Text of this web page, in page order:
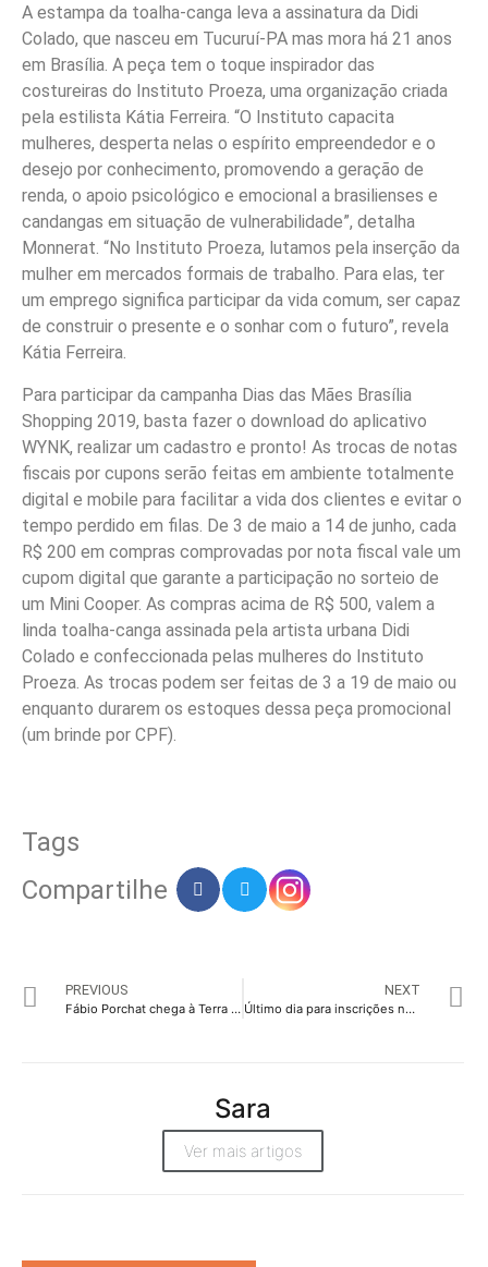
A estampa da toalha-canga leva a assinatura da Didi
Colado, que nasceu em Tucuruí-PA mas mora há 21 anos
em Brasília. A peça tem o toque inspirador das
costureiras do Instituto Proeza, uma organização criada
pela estilista Kátia Ferreira. “O Instituto capacita
mulheres, desperta nelas o espírito empreendedor e o
desejo por conhecimento, promovendo a geração de
renda, o apoio psicológico e emocional a brasilienses e
candangas em situação de vulnerabilidade”, detalha
Monnerat. “No Instituto Proeza, lutamos pela inserção da
mulher em mercados formais de trabalho. Para elas, ter
um emprego significa participar da vida comum, ser capaz
de construir o presente e o sonhar com o futuro”, revela
Kátia Ferreira.
Para participar da campanha Dias das Mães Brasília
Shopping 2019, basta fazer o download do aplicativo
WYNK, realizar um cadastro e pronto! As trocas de notas
fiscais por cupons serão feitas em ambiente totalmente
digital e mobile para facilitar a vida dos clientes e evitar o
tempo perdido em filas. De 3 de maio a 14 de junho, cada
R$ 200 em compras comprovadas por nota fiscal vale um
cupom digital que garante a participação no sorteio de
um Mini Cooper. As compras acima de R$ 500, valem a
linda toalha-canga assinada pela artista urbana Didi
Colado e confeccionada pelas mulheres do Instituto
Proeza. As trocas podem ser feitas de 3 a 19 de maio ou
enquanto durarem os estoques dessa peça promocional
(um brinde por CPF).
Tags
Compartilhe
PREVIOUS
Fábio Porchat chega à Terra em meteoro no novo filme da SKY
NEXT
Último dia para inscrições no ‘Mercado Imobiliário’ do Desafio Estadão Cannes
Sara
Ver mais artigos